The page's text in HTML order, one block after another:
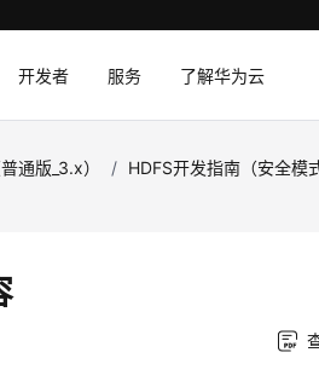
开发者 服务 了解华为云
通版_3.x） / HDFS开发指南（安全模